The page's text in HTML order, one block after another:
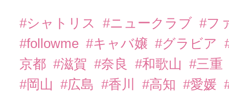
#シャトリス #ニュークラブ #フ
#followme #キャバ嬢 #グラビア
京都 #滋賀 #奈良 #和歌山
#三重
#岡山
#広島 #香川 #高知 #愛媛